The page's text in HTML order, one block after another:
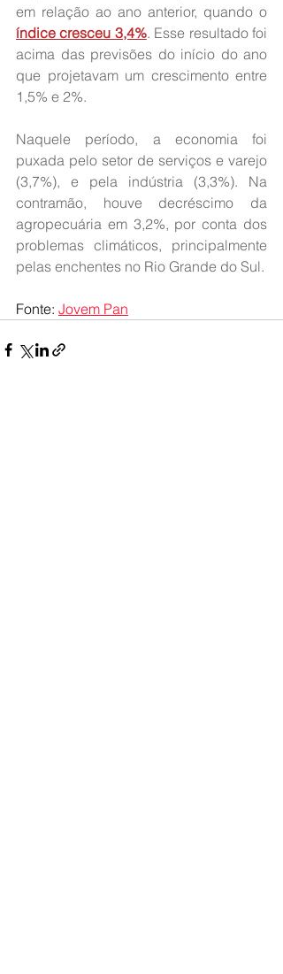
índice cresceu 3,4%. Esse resultado foi
acima das previsões do início do ano
que projetavam um crescimento entre
1,5% e 2%.
Naquele período, a economia foi
puxada pelo setor de serviços e varejo
(3,7%), e pela indústria (3,3%). Na
contramão, houve decréscimo da
agropecuária em 3,2%, por conta dos
problemas climáticos, principalmente
pelas enchentes no Rio Grande do Sul.
Fonte: Jovem Pan